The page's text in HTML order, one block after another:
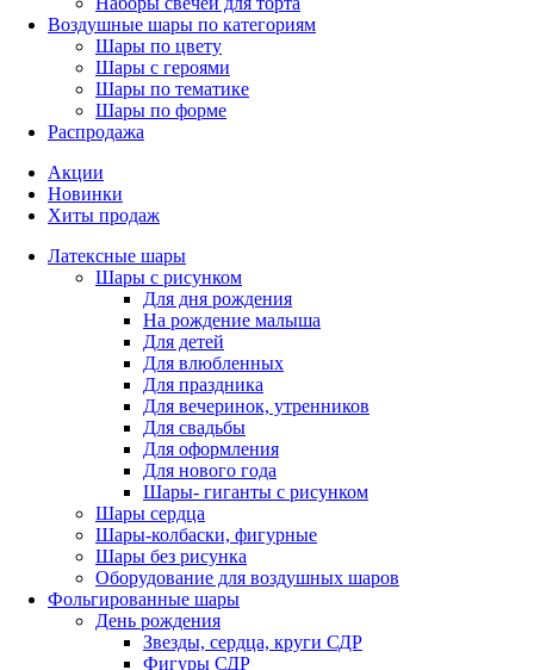
Воздушные шары по категориям
Шары по цвету
Шары с героями
Шары по тематике
Шары по форме
Распродажа
Акции
Новинки
Хиты продаж
Латексные шары
Шары с рисунком
Для дня рождения
На рождение малыша
Для детей
Для влюбленных
Для праздника
Для вечеринок, утренников
Для свадьбы
Для оформления
Для нового года
Шары- гиганты с рисунком
Шары сердца
Шары-колбаски, фигурные
Шары без рисунка
Оборудование для воздушных шаров
Фольгированные шары
День рождения
Звезды, сердца, круги СДР
Фигуры СДР